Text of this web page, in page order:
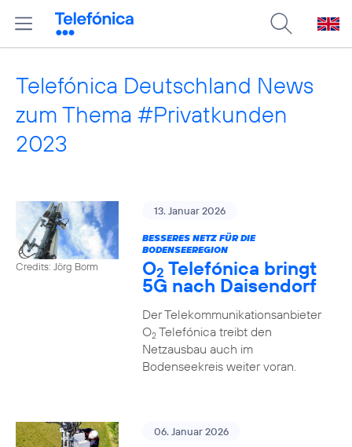
Telefónica Deutschland News
zum Thema #Privatkunden
2023
Credits: Jörg Borm
13. Januar 2026
BESSERES NETZ FÜR DIE
BODENSEEREGION
O2 Telefónica bringt
5G nach Daisendorf
Der Telekommunikationsanbieter
O2Telefónica treibt den
Netzausbau auch im
Bodenseekreis weiter voran.
06. Januar 2026